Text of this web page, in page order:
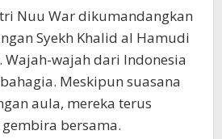
Nuu War dikumandangkan
Syekh Khalid al Hamudi
wajah dari Indonesia
Meskipun suasana
aula, mereka terus
bersama.